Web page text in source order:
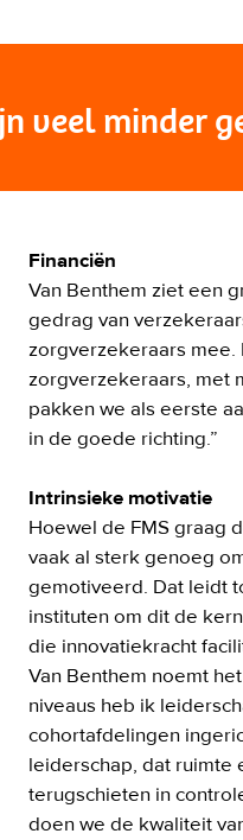
veel minder
Financiën
Van Benthem ziet een
gedrag van
zorgverzekeraars mee.
zorgverzekeraars, met
pakken we als eerste
in de goede richting.”
Intrinsieke motivatie
Hoewel de FMS graag
vaak al sterk genoeg
gemotiveerd. Dat leidt
instituten om dit de
die innovatiekracht
Van Benthem noemt
niveaus heb ik
cohortafdelingen
leiderschap, dat
terugschieten in
doen we de kwaliteit